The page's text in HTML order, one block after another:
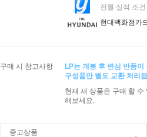
전월 실적 조건
현대백화점카
구매 시 참고사항
LP는 개봉 후 변심 반품
구성품만 별도 교환 처리
현재 새 상품은 구매 할
해보세요.
중고상품